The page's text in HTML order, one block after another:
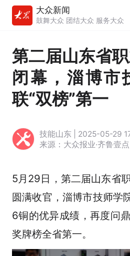
大众新闻
鼓舞大众 团结大众 服务大众
第二届山东省
闭幕，淄博市
联“双榜”第一
技能山东 | 2025-05-29
来源：大众报业·齐鲁壹点
5月29日，第二届山东省
圆满收官，淄博市技师学
6铜的优异成绩，再度问
奖牌榜全省第一。